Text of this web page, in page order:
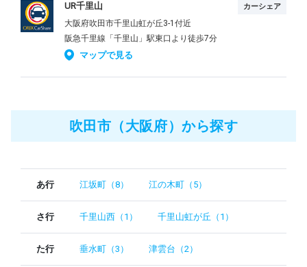
UR千里山 カーシェア
大阪府吹田市千里山虹が丘3-1付近
阪急千里線「千里山」駅東口より徒歩7分
マップで見る
吹田市（大阪府）から探す
あ行 江坂町（8） 江の木町（5）
さ行 千里山西（1） 千里山虹が丘（1）
た行 垂水町（3） 津雲台（2）